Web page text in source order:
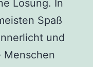
Lösung. In
Spaß
und
Menschen